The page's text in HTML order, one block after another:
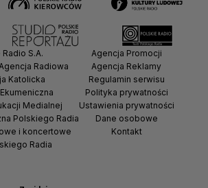
S.A.
Radiowa
Katolicka
Medialnej
Polskiego Radia
i koncertowe
Radia
Agencja Promocji
Agencja Reklamy
Regulamin serwisu
Polityka prywatności
Ustawienia prywatności
Dane osobowe
Kontakt